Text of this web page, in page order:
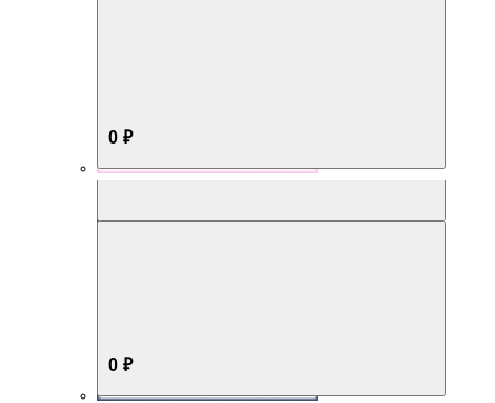
0 ₽
0 ₽